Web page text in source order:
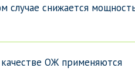
случае снижается
ОЖ применяются